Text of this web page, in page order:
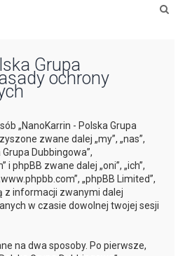
Grupa
ochrony
„NanoKarrin - Polska Grupa
zwane dalej „my”, „nas”,
Grupa Dubbingowa”,
phpBB zwane dalej „oni”, „ich”,
„phpBB Limited”,
z informacji zwanymi dalej
w czasie dowolnej twojej sesji
na dwa sposoby. Po pierwsze,